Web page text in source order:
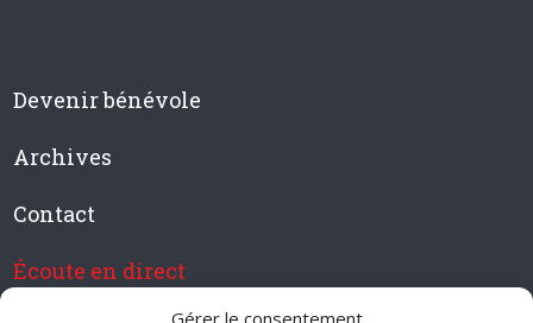
Gérer le consentement
Devenir bénévole
Archives
Contact
Écoute en direct